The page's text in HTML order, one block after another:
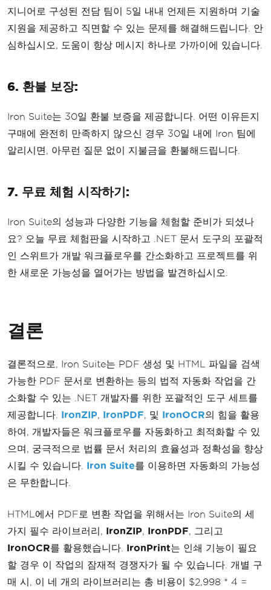
지니어로 구성된 전담 팀이 5일 내내 언제든 지원하며 기술
지원을 제공하고 직면할 수 있는 문제를 해결해드립니다. 안
심하십시오, 도움이 항상 메시지 하나로 가까이에 있습니다.
6. 환불 보장:
Iron Suite는 30일 환불 보증을 제공합니다. 어떤 이유든지
구매에 완전히 만족하지 않으신 경우 30일 내에 Iron 팀에
알리시면, 아무런 질문 없이 지불금을 환불해드립니다.
7. 무료 체험 시작하기:
Iron Suite의 성능과 다양한 기능을 체험할 준비가 되셨나
요? 오늘 무료 체험판을 시작하고 .NET 문서 도구의 포괄적
인 스위트가 개발 워크플로우를 간소화하고 프로젝트를 위
한 새로운 가능성을 열어가는 방법을 발견하십시오.
결론
결론적으로, Iron Suite는 PDF 생성 및 HTML 파일을 검색
가능한 PDF 문서로 변환하는 등의 법적 자동화 작업을 간
소화할 수 있는 .NET 개발자를 위한 포괄적인 도구 세트를
제공합니다. IronZIP, IronPDF, 및 IronOCR의 힘을 활용
하여, 개발자들은 워크플로우를 자동화하고 최적화할 수 있
으며, 궁극적으로 법률 문서 처리의 효율성과 정확성을 향상
시킬 수 있습니다. Iron Suite를 이용하면 자동화의 가능성
은 무한합니다.
HTML에서 PDF로 변환 작업을 위해서는 Iron Suite의 세
가지 필수 라이브러리, IronZIP, IronPDF, 그리고
IronOCR를 활용했습니다. IronPrint는 인쇄 기능이 필요
할 경우 이 작업의 잠재적 경쟁자가 될 수 있습니다. 개별 구
매 시, 이 네 개의 라이브러리는 총 비용이 $2,998 * 4 =